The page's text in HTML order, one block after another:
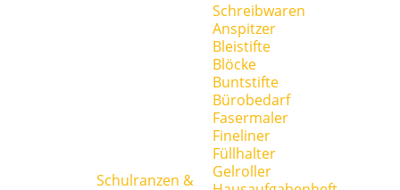
Schulranzen &
Schreibwaren
Anspitzer
Bleistifte
Blöcke
Buntstifte
Bürobedarf
Fasermaler
Fineliner
Füllhalter
Gelroller